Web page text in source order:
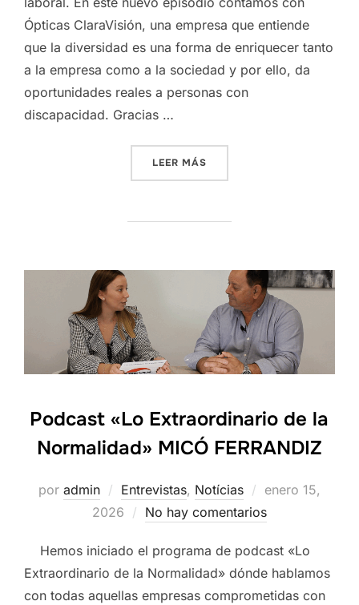
Ópticas ClaraVisión, una empresa que entiende
que la diversidad es una forma de enriquecer tanto
a la empresa como a la sociedad y por ello, da
oportunidades reales a personas con
discapacidad. Gracias …
LEER MÁS
Podcast «Lo Extraordinario de la
Normalidad» MICÓ FERRANDIZ
por admin Entrevistas, Notícias
Publicado
el
enero 15,
2026
No hay comentarios
Hemos iniciado el programa de podcast «Lo
Extraordinario de la Normalidad» dónde hablamos
con todas aquellas empresas comprometidas con